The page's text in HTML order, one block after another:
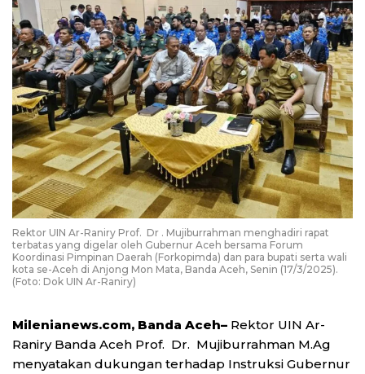
Rektor UIN Ar-Raniry Prof. Dr . Mujiburrahman menghadiri rapat
terbatas yang digelar oleh Gubernur Aceh bersama Forum
Koordinasi Pimpinan Daerah (Forkopimda) dan para bupati serta wali
kota se-Aceh di Anjong Mon Mata, Banda Aceh, Senin (17/3/2025).
(Foto: Dok UIN Ar-Raniry)
Milenianews.com, Banda Aceh– Rektor UIN Ar-
Raniry Banda Aceh Prof. Dr. Mujiburrahman M.Ag
menyatakan dukungan terhadap Instruksi Gubernur